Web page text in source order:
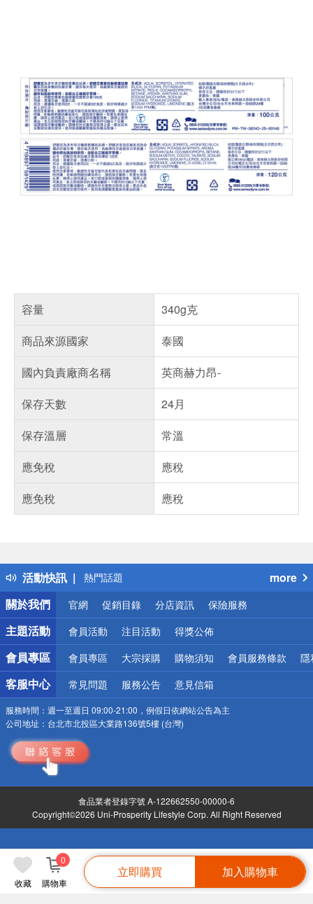
收藏 購物車
0
立即購買 加入購物車
容量
340g克
商品來源國家
泰國
國內負責廠商名稱
英商赫力昂-
保存天數
24月
保存溫層
常溫
應免稅
應稅
應免稅
應稅
活動快訊
得獎公告
熱門話題
銀行優惠
偏遠地區配送
詐騙網頁！請小心！
more
關於我們
官網 促銷目錄 分店資訊 保險服務
主題活動 會員活動 注目活動 得獎公佈
會員專區 會員專區 大宗採購 購物須知 會員服務條款 隱
客服中心 常見問題 服務公告 意見信箱
服務時間： 週一至週日 09:00-21:00，例假日依網站公告為主
公司地址： 台北市北投區大業路136號5樓 (台灣)
食品業者登錄字號 A-122662550-00000-6
Copyright©2026 Uni-Prosperity Lifestyle Corp. All Right Reserved